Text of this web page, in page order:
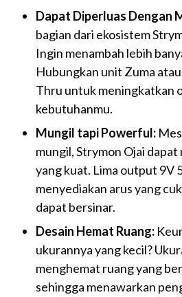
Dapat Diperluas Dengan
bagian dari ekosistem
Ingin menambah lebih
Hubungkan unit Zuma
Thru untuk meningkatkan
kebutuhanmu.
Mungil tapi Powerful:
mungil, Strymon Ojai
yang kuat. Lima output 9V
menyediakan arus yang
dapat bersinar.
Desain Hemat Ruang:
ukurannya yang kecil?
menghemat ruang yang
sehingga menawarkan